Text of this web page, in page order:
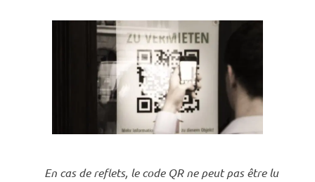
En cas de reflets, le code QR ne peut pas être lu